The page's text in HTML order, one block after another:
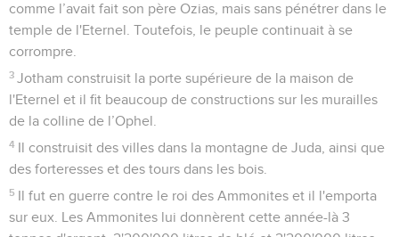
comme l’avait fait son père Ozias, mais sans pénétrer dans le
temple de l'Eternel. Toutefois, le peuple continuait à se
corrompre.
3 Jotham construisit la porte supérieure de la maison de
l'Eternel et il fit beaucoup de constructions sur les murailles
de la colline de l’Ophel.
4 Il construisit des villes dans la montagne de Juda, ainsi que
des forteresses et des tours dans les bois.
5 Il fut en guerre contre le roi des Ammonites et il l'emporta
sur eux. Les Ammonites lui donnèrent cette année-là 3